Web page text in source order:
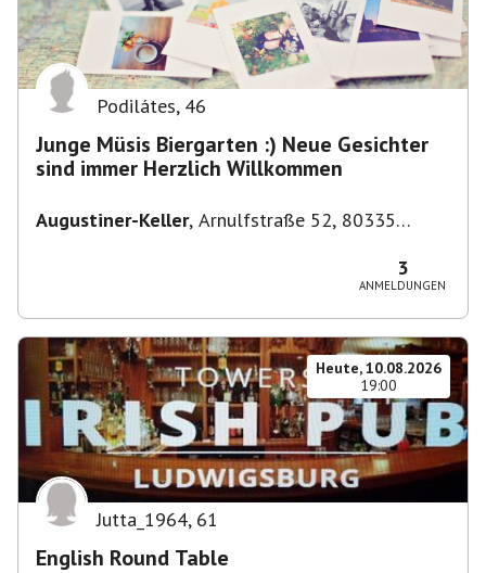
Podilátes, 46
Junge Müsis Biergarten :) Neue Gesichter
sind immer Herzlich Willkommen
Augustiner-Keller, Arnulfstraße 52, 80335
3
ANMELDUNGEN
Heute, 10.08.2026
19:00
Jutta_1964, 61
English Round Table